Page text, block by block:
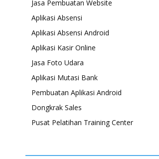
Jasa Pembuatan Website
Aplikasi Absensi
Aplikasi Absensi Android
Aplikasi Kasir Online
Jasa Foto Udara
Aplikasi Mutasi Bank
Pembuatan Aplikasi Android
Dongkrak Sales
Pusat Pelatihan Training Center